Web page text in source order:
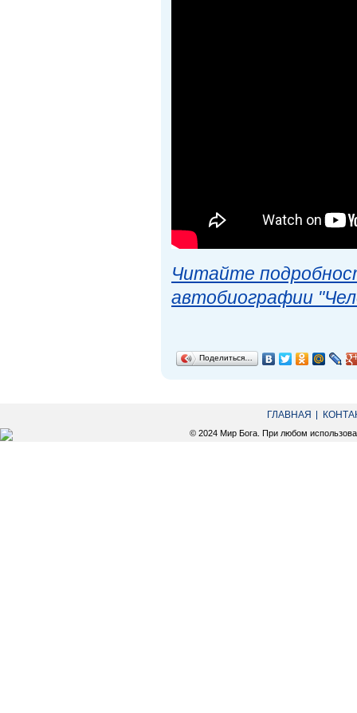
Читайте
автобиографии
Поделиться…
ГЛАВНАЯ
© 2024 Мир Бога. При любом